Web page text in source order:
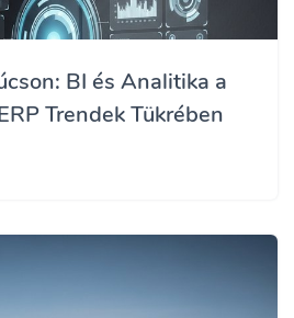
BI és Analitika a
Trendek Tükrében